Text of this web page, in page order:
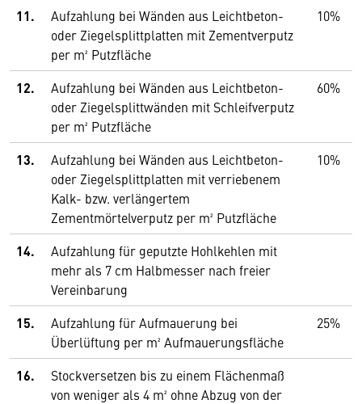
11.
Aufzahlung bei Wänden aus Leichtbeton-
oder Ziegelsplittplatten mit Zementverputz
per m² Putzfläche
10%
12.
Aufzahlung bei Wänden aus Leichtbeton-
oder Ziegelsplittwänden mit Schleifverputz
per m² Putzfläche
60%
13.
Aufzahlung bei Wänden aus Leichtbeton-
oder Ziegelsplittplatten mit verriebenem
Kalk- bzw. verlängertem
Zementmörtelverputz per m² Putzfläche
10%
14.
Aufzahlung für geputzte Hohlkehlen mit
mehr als 7 cm Halbmesser nach freier
Vereinbarung
15.
Aufzahlung für Aufmauerung bei
Überlüftung per m² Aufmauerungsfläche
25%
16.
Stockversetzen bis zu einem Flächenmaß
von weniger als 4 m² ohne Abzug von der